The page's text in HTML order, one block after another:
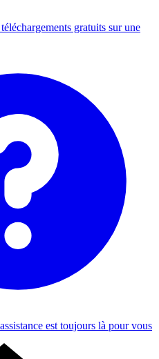
gratuits sur une
est toujours là pour vous